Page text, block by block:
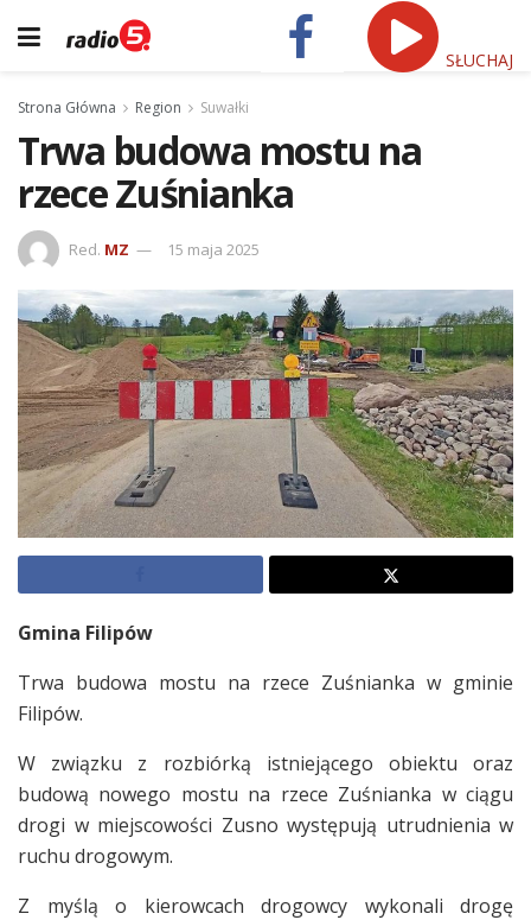
SŁUCHAJ
Strona Główna Region Suwałki
Trwa budowa mostu na
rzece Zuśnianka
Red. MZ 15 maja 2025
Gmina Filipów
Trwa budowa mostu na rzece Zuśnianka w gminie
Filipów.
W związku z rozbiórką istniejącego obiektu oraz
budową nowego mostu na rzece Zuśnianka w ciągu
drogi w miejscowości Zusno występują utrudnienia w
ruchu drogowym.
Z myślą o kierowcach drogowcy wykonali drogę